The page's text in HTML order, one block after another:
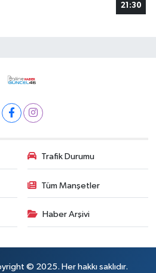
21:30
Trafik Durumu
Tüm Manşetler
Haber Arşivi
© 2025. Her hakkı saklıdır.